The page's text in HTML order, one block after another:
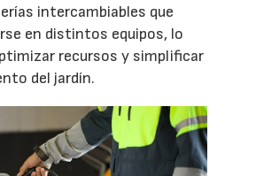
intercambiables que
en distintos equipos, lo
recursos y simplificar
del jardín.